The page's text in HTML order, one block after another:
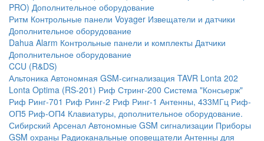
PRO) Дополнительное оборудование
Ритм Контрольные панели Voyager Извещатели и датчики
Дополнительное оборудование
Dahua Alarm Контрольные панели и комплекты Датчики
Дополнительное оборудование
CCU (R&DS)
Альтоника Автономная GSM-сигнализация TAVR Lonta 202
Lonta Optima (RS-201) Риф Стринг-200 Система "Консьерж"
Риф Ринг-701 Риф Ринг-2 Риф Ринг-1 Антенны, 433МГц Риф-
ОП5 Риф-ОП4 Клавиатуры, дополнительное оборудование.
Сибирский Арсенал Автономные GSM сигнализации Приборы
GSM охраны Радиоканальные оповещатели Антенны для